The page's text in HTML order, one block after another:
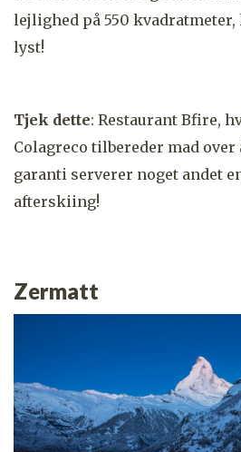
lejlighed på 550
lyst!
Tjek dette: Restaurant Bfire,
Colagreco tilbereder mad over
garanti serverer noget andet
afterskiing!
Zermatt